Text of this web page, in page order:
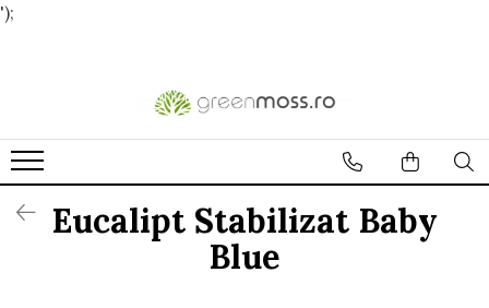
');
Eucalipt Stabilizat Baby
Blue